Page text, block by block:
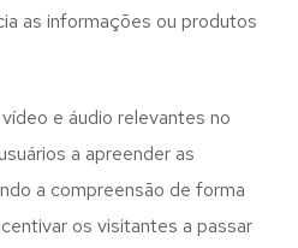
as informações ou produtos
e áudio relevantes no
a apreender as
a compreensão de forma
os visitantes a passar